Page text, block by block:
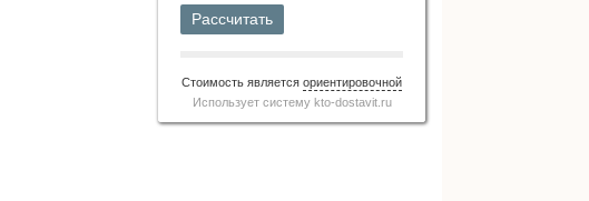
Рассчитать
Стоимость является ориентировочной
Использует систему kto-dostavit.ru